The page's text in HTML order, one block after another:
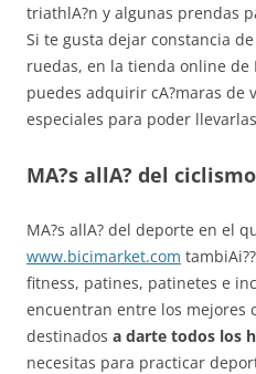
triathlA?n y algunas prendas
Si te gusta dejar constancia
ruedas, en la tienda online de
puedes adquirir cA?maras de
especiales para poder
MA?s allA? del ciclismo
MA?s allA? del deporte en el
www.bicimarket.com
fitness, patines, patinetes e
encuentran entre los mejores
destinados a darte todos los
necesitas para practicar